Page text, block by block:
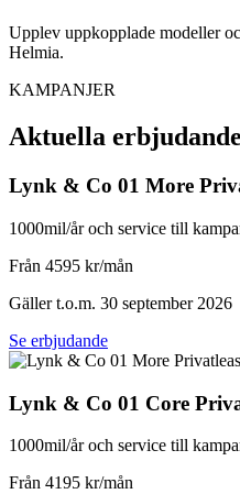
Upplev uppkopplade modeller
Helmia.
KAMPANJER
Aktuella
Lynk & Co 01 More
1000mil/år och service till
Från 4595 kr/mån
Gäller t.o.m. 30 september 2026
Se erbjudande
Lynk & Co 01 Core
1000mil/år och service till
Från 4195 kr/mån